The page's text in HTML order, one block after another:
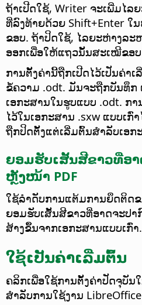
ຖ້າເປີດໃຊ້, Writer ຈະເພີ່ມໄລ
ທີ່ລົງທ້າຍດ້ວຍ Shift+Enter
ຂອບ. ຖ້າປິດໃຊ້, ໄລຍະຫ່າງລ
ອອກເພື່ອໃຫ້ແຖວນັ້ນສະເໝີຂອ
ການຕັ້ງຄ່ານີ້ຖືກເປີດໄວ້ເປັນຄ່າ
ຂໍ້ຄວາມ .odt. ມັນຈະຖືກບັນທຶ
ເອກະສານໃນຮູບແບບ .odt. ກ
ໄວ້ໃນເອກະສານ .sxw ແບບເກົ່
ຖືກປິດຕັ້ງແຕ່ເລີ່ມຕົ້ນສຳລັບເອກ
ຍອມຮັບເສັ້ນສີຂາວທີ່ອ
ຫຼັງໜ້າ PDF
ໃຊ້ລຳດັບການແຕ້ມການຍຶດຕິດ
ຍອມຮັບເສັ້ນສີຂາວທີ່ອາດຈະປ
ສ້າງຂຶ້ນຈາກເອກະສານແບບເກົ່າ.
ໃຊ້ເປັນຄ່າເລີ່ມຕົ້ນ
ຄລິກເພື່ອໃຊ້ການຕັ້ງຄ່າປັດຈຸບັ
ສຳລັບການໃຊ້ງານ